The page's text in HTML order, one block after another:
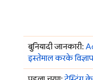
बुनियादी जानकारी:
इस्तेमाल करके